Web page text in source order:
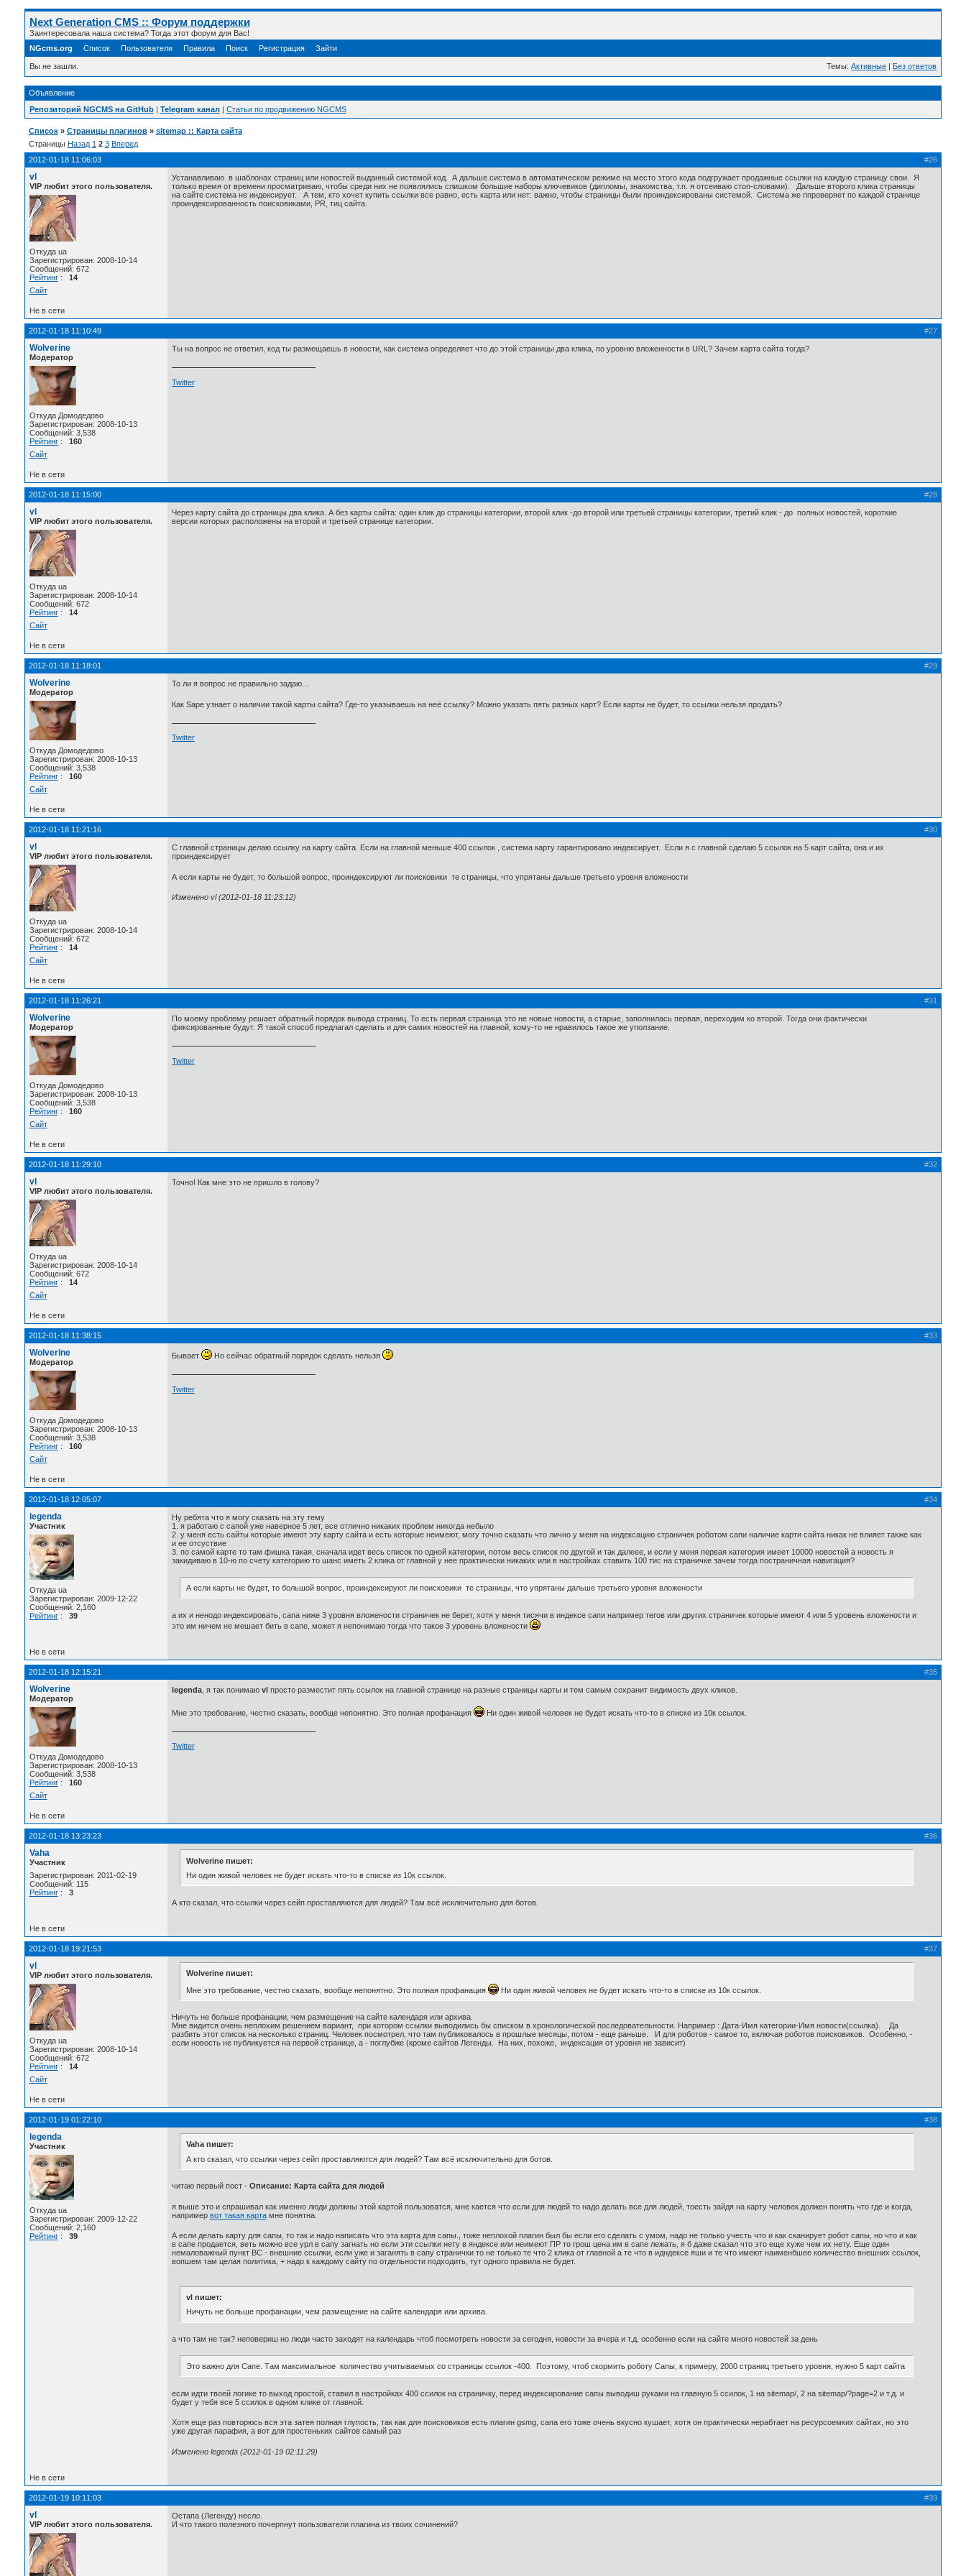
Next Generation CMS :: Форум поддержки
Заинтересовала наша система? Тогда этот форум для Вас!
NGcms.org
Список Пользователи Правила Поиск Регистрация Зайти
Вы не зашли. Темы:Активные | Без ответов
Объявление
Репозиторий NGCMS на GitHub| Telegram канал| Статьи по продвижению NGCMS
Список » Страницы плагинов » sitemap :: Карта сайта
Страницы Назад 1 2 3 Вперед
#26
2012-01-18 11:06:03
vl
VIP любит этого пользователя.
Откуда ua
Зарегистрирован: 2008-10-14
Сообщений: 672
Рейтинг: 14
Сайт
Устанавливаю в шаблонах страниц или новостей выданный системой код. А дальше система в автоматическом режиме на место этого кода подгружает продажные ссылки на каждую страницу свои. Я
только время от времени просматриваю, чтобы среди них не появлялись слишком большие наборы ключевиков (дипломы, знакомства, т.п. я отсеиваю стоп-словами). Дальше второго клика страницы
на сайте система не индексирует. А тем, кто хочет купить ссылки все равно, есть карта или нет: важно, чтобы страницы были проиндексированы системой. Система же ппроверяет по каждой странице
проиндексированность поисковиками, PR, тиц сайта.
Не в сети
#27
2012-01-18 11:10:49
Wolverine
Модератор
Откуда Домодедово
Зарегистрирован: 2008-10-13
Сообщений: 3,538
Рейтинг: 160
Сайт
Ты на вопрос не ответил, код ты размещаешь в новости, как система определяет что до этой страницы два клика, по уровню вложенности в URL? Зачем карта сайта тогда?
Twitter
Не в сети
#28
2012-01-18 11:15:00
vl
VIP любит этого пользователя.
Откуда ua
Зарегистрирован: 2008-10-14
Сообщений: 672
Рейтинг: 14
Сайт
Через карту сайта до страницы два клика. А без карты сайта: один клик до страницы категории, второй клик -до второй или третьей страницы категории, третий клик - до полных новостей, короткие
версии которых расположены на второй и третьей странице категории.
Не в сети
#29
2012-01-18 11:18:01
Wolverine
Модератор
Откуда Домодедово
Зарегистрирован: 2008-10-13
Сообщений: 3,538
Рейтинг: 160
Сайт
То ли я вопрос не правильно задаю...
Как Sape узнает о наличии такой карты сайта? Где-то указываешь на неё ссылку? Можно указать пять разных карт? Если карты не будет, то ссылки нельзя продать?
Twitter
Не в сети
#30
2012-01-18 11:21:16
vl
VIP любит этого пользователя.
Откуда ua
Зарегистрирован: 2008-10-14
Сообщений: 672
Рейтинг: 14
Сайт
С главной страницы делаю ссылку на карту сайта. Если на главной меньше 400 ссылок , система карту гарантировано индексирует. Если я с главной сделаю 5 ссылок на 5 карт сайта, она и их
проиндексирует
А если карты не будет, то большой вопрос, проиндексируют ли поисковики те страницы, что упрятаны дальше третьего уровня вложености
Изменено vl (2012-01-18 11:23:12)
Не в сети
#31
2012-01-18 11:26:21
Wolverine
Модератор
Откуда Домодедово
Зарегистрирован: 2008-10-13
Сообщений: 3,538
Рейтинг: 160
Сайт
По моему проблему решает обратный порядок вывода страниц. То есть первая страница это не новые новости, а старые, заполнилась первая, переходим ко второй. Тогда они фактически
фиксированные будут. Я такой способ предлагал сделать и для самих новостей на главной, кому-то не нравилось такое же уползание.
Twitter
Не в сети
#32
2012-01-18 11:29:10
vl
VIP любит этого пользователя.
Откуда ua
Зарегистрирован: 2008-10-14
Сообщений: 672
Рейтинг: 14
Сайт
Точно! Как мне это не пришло в голову?
Не в сети
#33
2012-01-18 11:38:15
Wolverine
Модератор
Откуда Домодедово
Зарегистрирован: 2008-10-13
Сообщений: 3,538
Рейтинг: 160
Сайт
Бывает Но сейчас обратный порядок сделать нельзя
Twitter
Не в сети
#34
2012-01-18 12:05:07
legenda
Участник
Откуда ua
Зарегистрирован: 2009-12-22
Сообщений: 2,160
Рейтинг: 39
Ну ребята что я могу сказать на эту тему
1. я работаю с сапой уже наверное 5 лет, все отлично никаких проблем никогда небыло
2. у меня есть сайты которые имеют эту карту сайта и есть которые неимеют, могу точно сказать что лично у меня на индексацию страничек роботом сапи наличие карти сайта никак не влияет также как
и ее отсуствие
3. по самой карте то там фишка такая, сначала идет весь список по одной категории, потом весь список по другой и так далеее, и если у меня первая категория имеет 10000 новостей а новость я
закидиваю в 10-ю по счету категорию то шанс иметь 2 клика от главной у нее практически никаких или в настройках ставить 100 тис на страничке зачем тогда постраничная навигация?
А если карты не будет, то большой вопрос, проиндексируют ли поисковики те страницы, что упрятаны дальше третьего уровня вложености
а их и ненодо индексировать, сапа ниже 3 уровня вложености страничек не берет, хотя у меня тисячи в индексе сапи например тегов или других страничек которые имеют 4 или 5 уровень вложености и
это им ничем не мешает бить в сапе, может я непонимаю тогда что такое 3 уровень вложености
Не в сети
#35
2012-01-18 12:15:21
Wolverine
Модератор
Откуда Домодедово
Зарегистрирован: 2008-10-13
Сообщений: 3,538
Рейтинг: 160
Сайт
legenda, я так понимаю vl просто разместит пять ссылок на главной странице на разные страницы карты и тем самым сохранит видимость двух кликов.
Мне это требование, честно сказать, вообще непонятно. Это полная профанация Ни один живой человек не будет искать что-то в списке из 10к ссылок.
Twitter
Не в сети
#36
2012-01-18 13:23:23
Vaha
Участник
Зарегистрирован: 2011-02-19
Сообщений: 115
Рейтинг: 3
Wolverine пишет:
Ни один живой человек не будет искать что-то в списке из 10к ссылок.
А кто сказал, что ссылки через сейп проставляются для людей? Там всё исключительно для ботов.
Не в сети
#37
2012-01-18 19:21:53
vl
VIP любит этого пользователя.
Откуда ua
Зарегистрирован: 2008-10-14
Сообщений: 672
Рейтинг: 14
Сайт
Wolverine пишет:
Мне это требование, честно сказать, вообще непонятно. Это полная профанация
Ни один живой человек не будет искать что-то в списке из 10к ссылок.
Ничуть не больше профанации, чем размещение на сайте календаря или архива.
Мне видится очень неплохим решением вариант, при котором ссылки выводились бы списком в хронологической последовательности. Например : Дата-Имя категории-Имя новости(ссылка). Да
разбить этот список на несколько страниц. Человек посмотрел, что там публиковалось в прошлые месяцы, потом - еще раньше. И для роботов - самое то, включая роботов поисковиков. Особенно, -
если новость не публикуется на первой странице, а - поглубже (кроме сайтов Легенды. На них, похоже, индексация от уровня не зависит)
Не в сети
#38
2012-01-19 01:22:10
legenda
Участник
Откуда ua
Зарегистрирован: 2009-12-22
Сообщений: 2,160
Рейтинг: 39
Vaha пишет:
А кто сказал, что ссылки через сейп проставляются для людей? Там всё исключительно для ботов.
читаю первый пост - Описание: Карта сайта для людей
я выше это и спрашивал как именно люди должны этой картой пользоватся, мне кается что если для людей то надо делать все для людей, тоесть зайдя на карту человек должен понять что где и когда,
например вот такая картамне понятна.
А если делать карту для сапы, то так и надо написать что эта карта для сапы., тоже неплохой плагин был бы если его сделать с умом, надо не только учесть что и как сканирует робот сапы, но что и как
в сапе продается, веть можно все урл в сапу загнать но если эти ссылки нету в яндексе или неимеют ПР то грош цена им в сапе лежать, я б даже сказал что это еще хуже чем их нету. Еще один
немаловажный пункт ВС - внешние ссылки, если уже и заганять в сапу странички то не только те что 2 клика от главной а те что в идндексе яши и те что имеют наименбшее количество внешних ссылок,
вопшем там целая политика, + надо к каждому сайту по отдельности подходить, тут одного правила не будет.
vl пишет:
Ничуть не больше профанации, чем размещение на сайте календаря или архива.
а что там не так? неповериш но люди часто заходят на календарь чтоб посмотреть новости за сегодня, новости за вчера и т.д. особенно если на сайте много новостей за день
Это важно для Сапе. Там максимальное количество учитываемых со страницы ссылок -400. Поэтому, чтоб скормить роботу Сапы, к примеру, 2000 страниц третьего уровня, нужно 5 карт сайта
если идти твоей логике то выход простой, ставил в настройках 400 ссилок на страничку, перед индексирование сапы выводиш руками на главную 5 ссилок, 1 на sitemap/, 2 на sitemap/?page=2 и т.д. и
будет у тебя все 5 ссилок в одном клике от главной.
Хотя еще раз повторюсь вся эта затея полная глупость, так как для поисковиков есть плагин gsmg, сапа его тоже очень вкусно кушает, хотя он практически нерабтает на ресурсоемких сайтах, но это
уже другая парафия, а вот для простеньких сайтов самый раз
Изменено legenda (2012-01-19 02:11:29)
Не в сети
#39
2012-01-19 10:11:03
vl
VIP любит этого пользователя.
Остапа (Легенду) несло.
И что такого полезного почерпнут пользователи плагина из твоих сочинений?